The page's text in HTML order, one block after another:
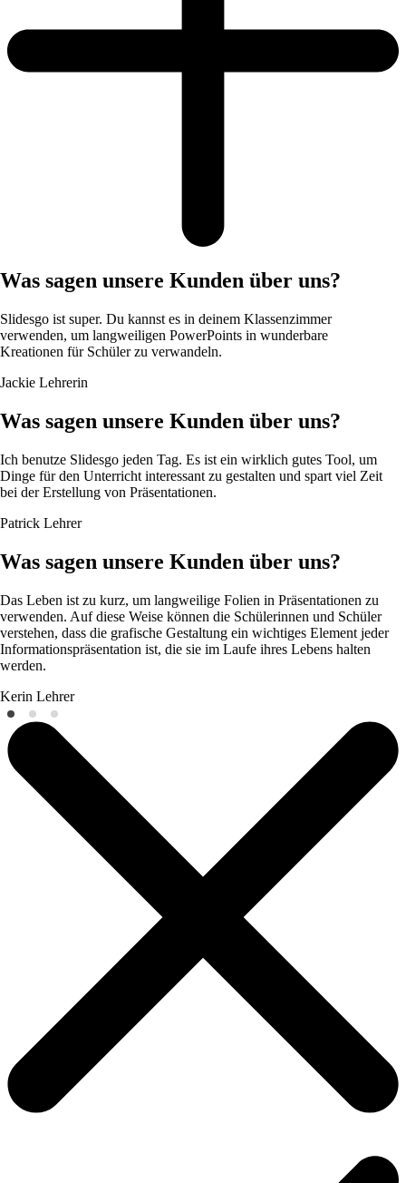
Was sagen unsere Kunden über uns?
Slidesgo ist super. Du kannst es in deinem Klassenzimmer
verwenden, um langweiligen PowerPoints in wunderbare
Kreationen für Schüler zu verwandeln.
Jackie Lehrerin
Was sagen unsere Kunden über uns?
Ich benutze Slidesgo jeden Tag. Es ist ein wirklich gutes Tool, um
Dinge für den Unterricht interessant zu gestalten und spart viel Zeit
bei der Erstellung von Präsentationen.
Patrick Lehrer
Was sagen unsere Kunden über uns?
Das Leben ist zu kurz, um langweilige Folien in Präsentationen zu
verwenden. Auf diese Weise können die Schülerinnen und Schüler
verstehen, dass die grafische Gestaltung ein wichtiges Element jeder
Informationspräsentation ist, die sie im Laufe ihres Lebens halten
werden.
Kerin Lehrer